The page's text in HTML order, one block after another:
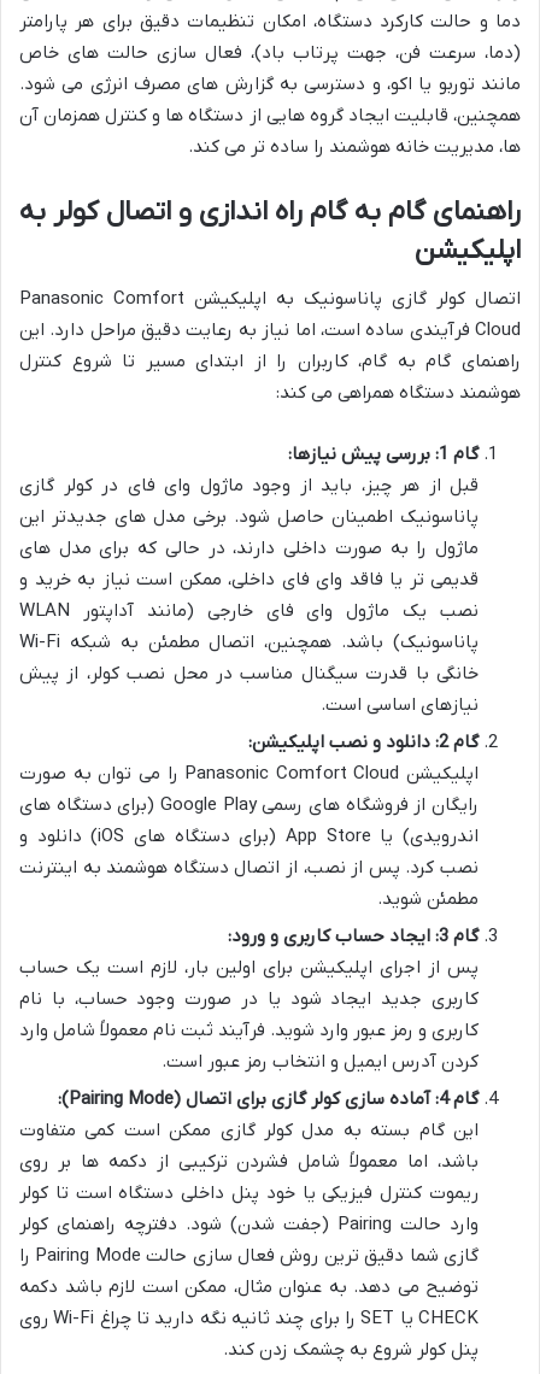
دما و حالت کارکرد دستگاه، امکان تنظیمات دقیق برای هر پارامتر
(دما، سرعت فن، جهت پرتاب باد)، فعال سازی حالت های خاص
مانند توربو یا اکو، و دسترسی به گزارش های مصرف انرژی می شود.
همچنین، قابلیت ایجاد گروه هایی از دستگاه ها و کنترل همزمان آن
ها، مدیریت خانه هوشمند را ساده تر می کند.
راهنمای گام به گام راه اندازی و اتصال کولر به
اپلیکیشن
اتصال کولر گازی پاناسونیک به اپلیکیشن Panasonic Comfort
Cloud فرآیندی ساده است، اما نیاز به رعایت دقیق مراحل دارد. این
راهنمای گام به گام، کاربران را از ابتدای مسیر تا شروع کنترل
هوشمند دستگاه همراهی می کند:
گام 1: بررسی پیش نیازها:
قبل از هر چیز، باید از وجود ماژول وای فای در کولر گازی
پاناسونیک اطمینان حاصل شود. برخی مدل های جدیدتر این
ماژول را به صورت داخلی دارند، در حالی که برای مدل های
قدیمی تر یا فاقد وای فای داخلی، ممکن است نیاز به خرید و
نصب یک ماژول وای فای خارجی (مانند آداپتور WLAN
پاناسونیک) باشد. همچنین، اتصال مطمئن به شبکه Wi-Fi
خانگی با قدرت سیگنال مناسب در محل نصب کولر، از پیش
نیازهای اساسی است.
گام 2: دانلود و نصب اپلیکیشن:
اپلیکیشن Panasonic Comfort Cloud را می توان به صورت
رایگان از فروشگاه های رسمی Google Play (برای دستگاه های
اندرویدی) یا App Store (برای دستگاه های iOS) دانلود و
نصب کرد. پس از نصب، از اتصال دستگاه هوشمند به اینترنت
مطمئن شوید.
گام 3: ایجاد حساب کاربری و ورود:
پس از اجرای اپلیکیشن برای اولین بار، لازم است یک حساب
کاربری جدید ایجاد شود یا در صورت وجود حساب، با نام
کاربری و رمز عبور وارد شوید. فرآیند ثبت نام معمولاً شامل وارد
کردن آدرس ایمیل و انتخاب رمز عبور است.
گام 4: آماده سازی کولر گازی برای اتصال (Pairing Mode):
این گام بسته به مدل کولر گازی ممکن است کمی متفاوت
باشد، اما معمولاً شامل فشردن ترکیبی از دکمه ها بر روی
ریموت کنترل فیزیکی یا خود پنل داخلی دستگاه است تا کولر
وارد حالت Pairing (جفت شدن) شود. دفترچه راهنمای کولر
گازی شما دقیق ترین روش فعال سازی حالت Pairing Mode را
توضیح می دهد. به عنوان مثال، ممکن است لازم باشد دکمه
CHECK یا SET را برای چند ثانیه نگه دارید تا چراغ Wi-Fi روی
پنل کولر شروع به چشمک زدن کند.